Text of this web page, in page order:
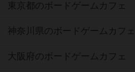
東京都のボードゲームカフェ
神奈川県のボードゲームカフェ
大阪府のボードゲームカフェ